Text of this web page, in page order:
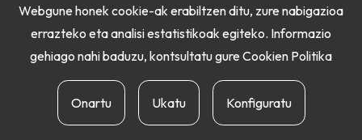
Webgune honek cookie-ak erabiltzen ditu, zure nabigazioa
errazteko eta analisi estatistikoak egiteko. Informazio
gehiago nahi baduzu, kontsultatu gure Cookien Politika
Onartu Ukatu Konfiguratu